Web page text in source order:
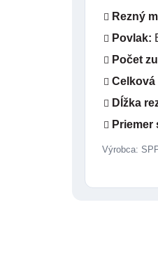
Rezný
Povlak:
Počet
Celková
Dĺžka
Priemer
Výrobca: